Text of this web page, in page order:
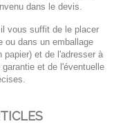
dans le devis.
vous suffit de le placer
ou dans un emballage
papier) et de l'adresser à
garantie et de l'éventuelle